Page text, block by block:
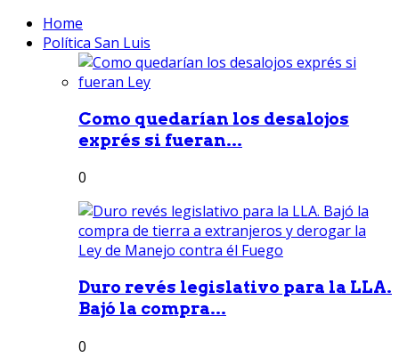
Home
Política San Luis
Como quedarían los desalojos
exprés si fueran...
0
Duro revés legislativo para la LLA.
Bajó la compra...
0